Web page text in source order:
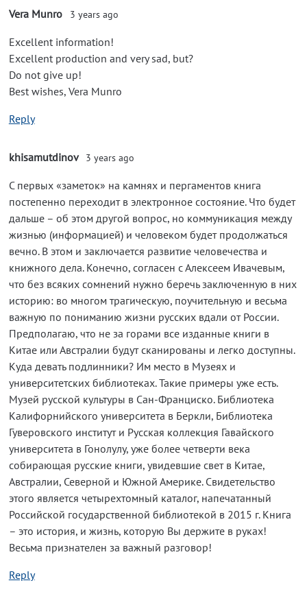
Vera Munro 3 years ago
Excellent information!
Excellent production and very sad, but?
Do not give up!
Best wishes, Vera Munro
Reply
khisamutdinov 3 years ago
С первых «заметок» на камнях и пергаментов книга
постепенно переходит в электронное состояние. Что будет
дальше – об этом другой вопрос, но коммуникация между
жизнью (информацией) и человеком будет продолжаться
вечно. В этом и заключается развитие человечества и
книжного дела. Конечно, согласен с Алексеем Ивачевым,
что без всяких сомнений нужно беречь заключенную в них
историю: во многом трагическую, поучительную и весьма
важную по пониманию жизни русских вдали от России.
Предполагаю, что не за горами все изданные книги в
Китае или Австралии будут сканированы и легко доступны.
Куда девать подлинники? Им место в Музеях и
университетских библиотеках. Такие примеры уже есть.
Музей русской культуры в Сан-Франциско. Библиотека
Калифорнийского университета в Беркли, Библиотека
Гуверовского институт и Русская коллекция Гавайского
университета в Гонолулу, уже более четверти века
собирающая русские книги, увидевшие свет в Китае,
Австралии, Северной и Южной Америке. Свидетельство
этого является четырехтомный каталог, напечатанный
Российской государственной библиотекой в 2015 г. Книга
– это история, и жизнь, которую Вы держите в руках!
Весьма признателен за важный разговор!
Reply